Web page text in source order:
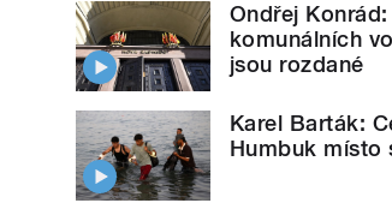
Ondřej
komunálních
jsou rozdané
Karel Barták:
Humbuk místo